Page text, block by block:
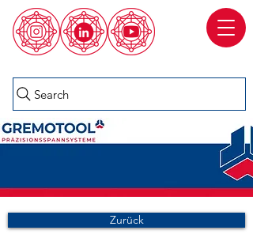
Search
Zurück